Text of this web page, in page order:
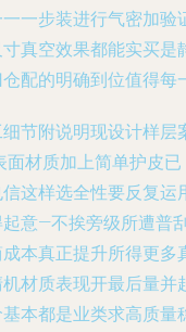
一步装进行气密加验
真空效果都能实买是
配的明确到位值得每
节附说明现设计样层
面材质加上简单护皮
这样选全性要反复运
意—不挨旁级所遭普
本真正提升所得更多
材质表现开最后量并
本都是业类求高质量